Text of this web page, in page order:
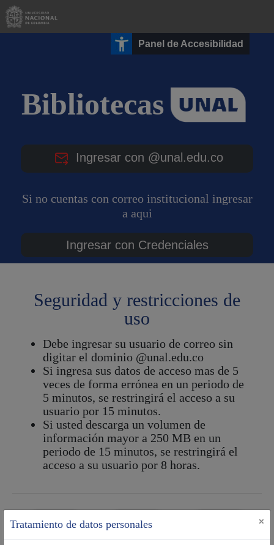
Panel de Accesibilidad
Bibliotecas
Ingresar con @unal.edu.co
Si no cuentas con correo institucional ingresar
a aqui
Ingresar con Credenciales
Seguridad y restricciones de
uso
Debe ingresar su usuario de correo sin
digitar el dominio @unal.edu.co
Si ingresa sus datos de acceso mas de 5
veces de forma errónea en un periodo de
5 minutos, se restringirá el acceso a su
usuario por 15 minutos.
Si usted descarga un volumen de
información mayor a 250 MB en un
periodo de 15 minutos, se restringirá el
acceso a su usuario por 8 horas.
Tratamiento de datos personales ×